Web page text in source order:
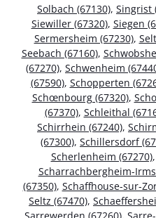
Solbach (67130), Singrist
Siewiller (67320), Siegen
Sermersheim (67230),
Seebach (67160),
(67270), Schwenheim
(67590), Schopperten
Schœnbourg (67320),
(67370), Schleithal
Schirrhein (67240),
(67300), Schillersdorf
Scherlenheim (67270),
Scharrachbergheim-
(67350), Schaffhouse-sur-
Seltz (67470),